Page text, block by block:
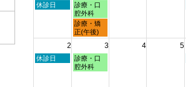
日
月
2026
休診日
月
曜
日,
7
月
2026
診療・口
腔外科
月
曜
日,
月
27th
2026
診療・矯
正(午後)
2 3 4 5
日
休診日
月
曜
診療・口
腔外科